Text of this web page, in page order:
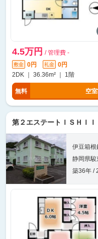
4.5万円 / 管理費 -
敷金 0円 礼金
0円
2DK ｜ 36.36m² ｜ 1階
無料 空
第２エステートＩＳＨＩ
伊豆箱根
静岡県駿
築36年 /